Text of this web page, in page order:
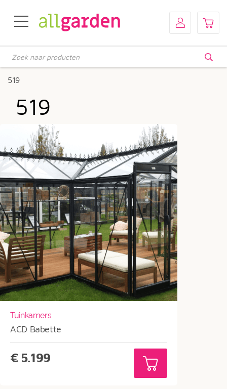
zoeken
519
519
Tuinkamers
ACD Babette
€ 5.199